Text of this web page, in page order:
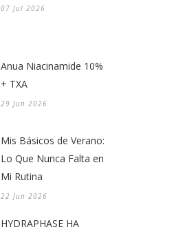
07 Jul 2026
Anua Niacinamide 10%
+ TXA
29 Jun 2026
Mis Básicos de Verano:
Lo Que Nunca Falta en
Mi Rutina
22 Jun 2026
HYDRAPHASE HA